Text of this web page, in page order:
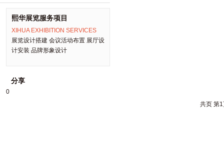
熙华展览服务项目
XIHUA EXHIBITION SERVICES
展览设计搭建 会议活动布置 展厅设
计安装 品牌形象设计
分享
0
共页 第1